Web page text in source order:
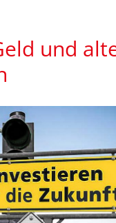
und